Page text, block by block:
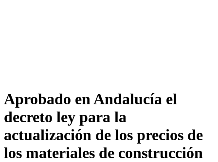
Aprobado en Andalucía el
decreto ley para la
actualización de los precios de
los materiales de construcción